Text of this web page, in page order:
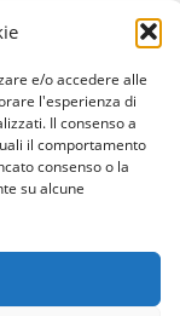
e/o accedere alle
l'esperienza di
Il consenso a
il comportamento
consenso o la
su alcune
trasferimento
dal 15 al 17
di Atletica a